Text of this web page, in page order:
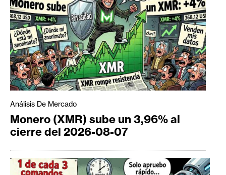
Análisis De Mercado
Monero (XMR) sube un 3,96% al
cierre del 2026-08-07